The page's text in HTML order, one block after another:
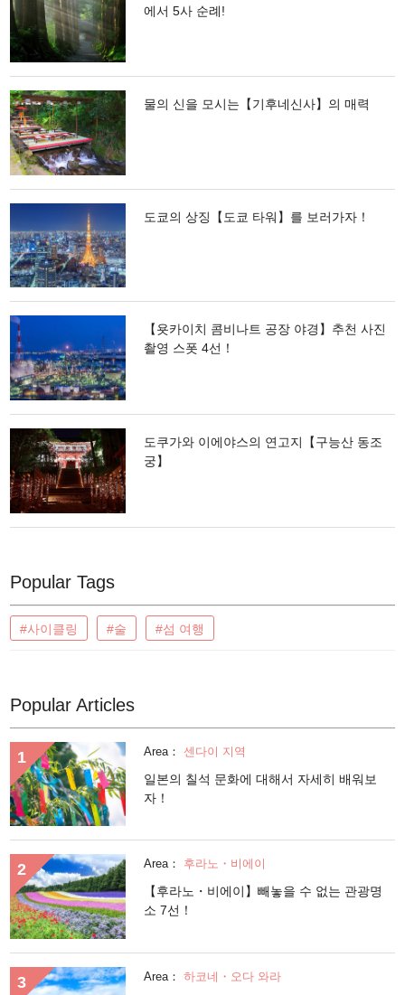
에서 5사 순례!
물의 신을 모시는【기후네신사】의 매력
도쿄의 상징【도쿄 타워】를 보러가자！
【욧카이치 콤비나트 공장 야경】추천 사진
촬영 스폿 4선！
도쿠가와 이에야스의 연고지【구능산 동조
궁】
Popular Tags
#사이클링 #술 #섬 여행
Popular Articles
Area： 센다이 지역
일본의 칠석 문화에 대해서 자세히 배워보
자！
Area： 후라노・비에이
【후라노・비에이】빼놓을 수 없는 관광명
소 7선！
Area： 하코네・오다 와라